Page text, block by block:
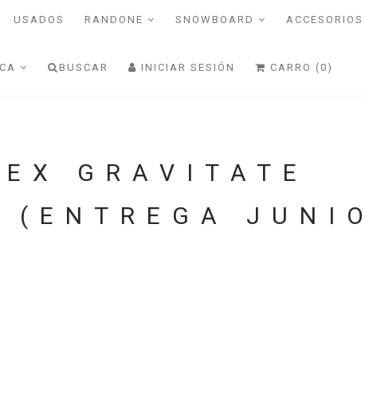
USADOS RANDONE SNOWBOARD ACCESORIOS
BUSCAR INICIAR SESIÓN CARRO (0)
GRAVITATE
(ENTREGA JUNIO